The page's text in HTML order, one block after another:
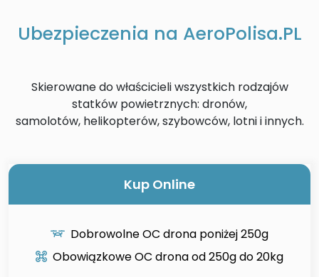
Ubezpieczenia na AeroPolisa.PL
Skierowane do właścicieli wszystkich rodzajów
statków powietrznych: dronów,
samolotów, helikopterów, szybowców, lotni i innych.
Kup Online
Dobrowolne OC drona poniżej 250g
Obowiązkowe OC drona od 250g do 20kg